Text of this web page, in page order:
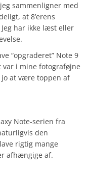
sammenligner med
at 8’erens
har ikke læst eller
“opgraderet” Note 9
var i mine fotograføjne
at være toppen af
Note-serien fra
den
rigtig mange
afhængige af.